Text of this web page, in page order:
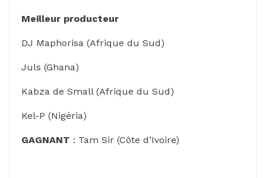
Meilleur producteur
DJ Maphorisa (Afrique du Sud)
Juls (Ghana)
Kabza de Small (Afrique du Sud)
Kel-P (Nigéria)
GAGNANT : Tam Sir (Côte d’Ivoire)